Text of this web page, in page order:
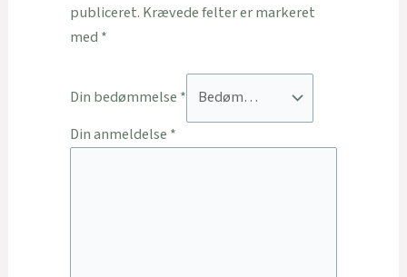
publiceret. Krævede felter er markeret
med *
Din bedømmelse *
Din anmeldelse *